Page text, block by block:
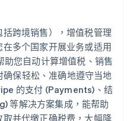
跨境销售），增值税管理
多个国家开展业务或适用
您自动计算增值税、销售
保轻松、准确地遵守当地
的支付 (Payments)、结
等解决方案集成，能帮助
并代缴正确税费，大幅降